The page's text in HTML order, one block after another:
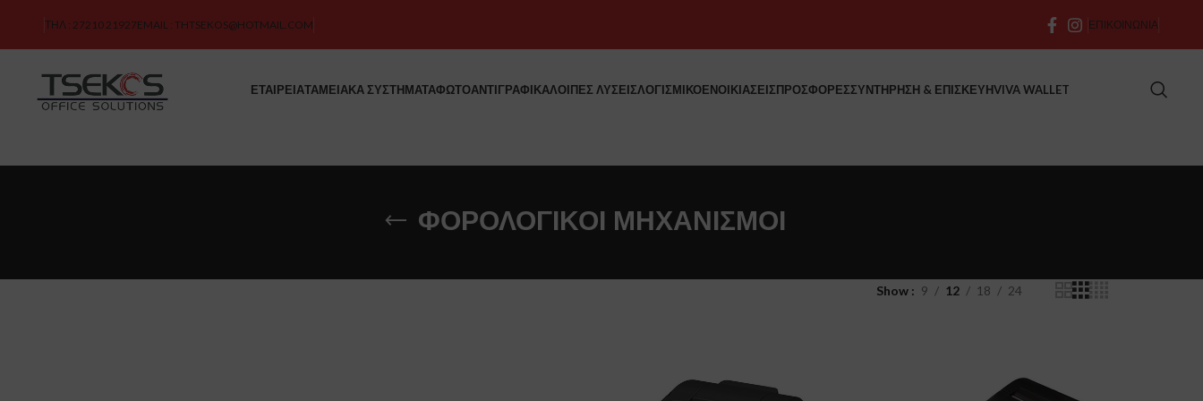
ΤΗΛ : 27210 21927EMAIL : THTSEKOS@HOTMAIL.COM ΕΠΙΚΟΙΝΩΝΙΑ
ΕΤΑΙΡΕΙΑΤΑΜΕΙΑΚΑ ΣΥΣΤΗΜΑΤΑΦΩΤΟΑΝΤΙΓΡΑΦΙΚΑΛΟΙΠΕΣ ΛΥΣΕΙΣΛΟΓΙΣΜΙΚΟΕΝΟΙΚΙΑΣΕΙΣΠΡΟΣΦΟΡΕΣΣΥΝΤΗΡΗΣΗ & ΕΠΙΣΚΕΥΗVIVA WALLET
ΦΟΡΟΛΟΓΙΚΟΙ ΜΗΧΑΝΙΣΜΟΙ
Show 9 12 18 24